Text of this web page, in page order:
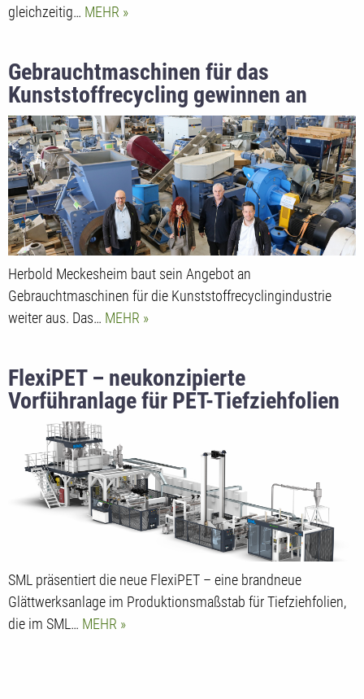
gleichzeitig… MEHR
Gebrauchtmaschinen für das
Kunststoffrecycling gewinnen an
Bedeutung als flexible
Investitionslösung
Herbold Meckesheim baut sein Angebot an
Gebrauchtmaschinen für die Kunststoffrecyclingindustrie
weiter aus. Das… MEHR
FlexiPET – neukonzipierte
Vorführanlage für PET-Tiefziehfolien
SML präsentiert die neue FlexiPET – eine brandneue
Glättwerksanlage im Produktionsmaßstab für Tiefziehfolien,
die im SML… MEHR